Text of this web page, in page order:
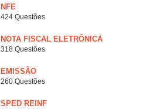
NFE
424 Questões
NOTA FISCAL ELETRÔNICA
318 Questões
EMISSÃO
260 Questões
SPED REINF